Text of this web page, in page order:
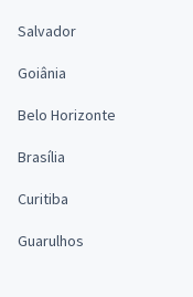
Salvador
Goiânia
Belo Horizonte
Brasília
Curitiba
Guarulhos